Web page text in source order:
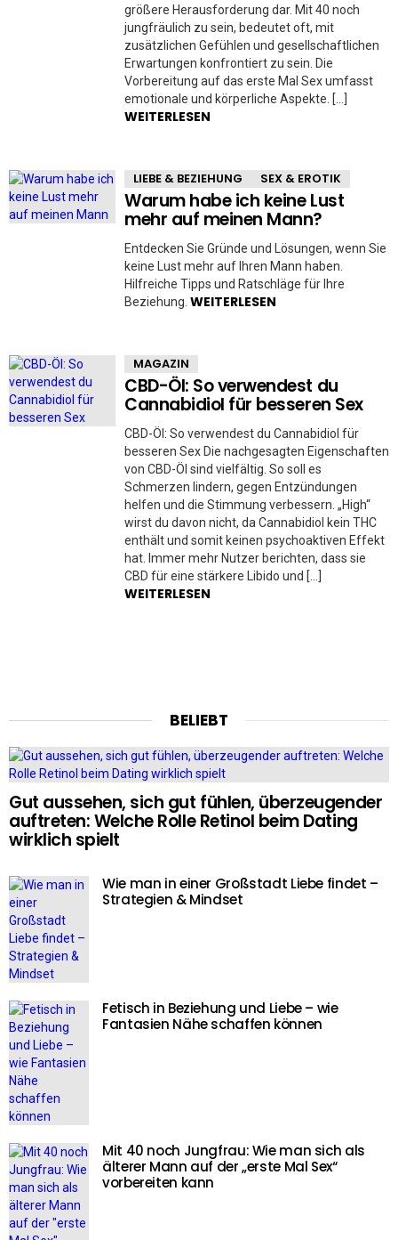
größere Herausforderung dar. Mit 40 noch
jungfräulich zu sein, bedeutet oft, mit
zusätzlichen Gefühlen und gesellschaftlichen
Erwartungen konfrontiert zu sein. Die
Vorbereitung auf das erste Mal Sex umfasst
emotionale und körperliche Aspekte. […]
WEITERLESEN
LIEBE & BEZIEHUNG SEX & EROTIK
Warum habe ich keine Lust
mehr auf meinen Mann?
Entdecken Sie Gründe und Lösungen, wenn Sie
keine Lust mehr auf Ihren Mann haben.
Hilfreiche Tipps und Ratschläge für Ihre
Beziehung. WEITERLESEN
MAGAZIN
CBD-Öl: So verwendest du
Cannabidiol für besseren Sex
CBD-Öl: So verwendest du Cannabidiol für
besseren Sex Die nachgesagten Eigenschaften
von CBD-Öl sind vielfältig. So soll es
Schmerzen lindern, gegen Entzündungen
helfen und die Stimmung verbessern. „High“
wirst du davon nicht, da Cannabidiol kein THC
enthält und somit keinen psychoaktiven Effekt
hat. Immer mehr Nutzer berichten, dass sie
CBD für eine stärkere Libido und […]
WEITERLESEN
BELIEBT
Gut aussehen, sich gut fühlen, überzeugender
auftreten: Welche Rolle Retinol beim Dating
wirklich spielt
Wie man in einer Großstadt Liebe findet –
Strategien & Mindset
Fetisch in Beziehung und Liebe – wie
Fantasien Nähe schaffen können
Mit 40 noch Jungfrau: Wie man sich als
älterer Mann auf der „erste Mal Sex“
vorbereiten kann